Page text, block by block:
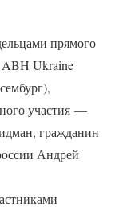
прямого
ABH Ukraine
участия —
гражданин
Андрей